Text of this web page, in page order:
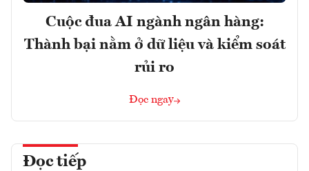
Cuộc đua AI ngành ngân hàng:
Thành bại nằm ở dữ liệu và kiểm soát
rủi ro
Đọc ngay
Đọc tiếp